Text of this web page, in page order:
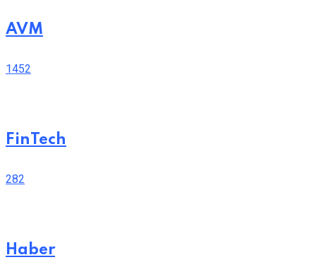
AVM
1452
FinTech
282
Haber